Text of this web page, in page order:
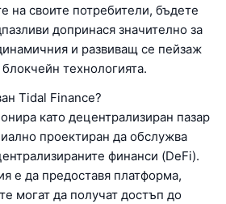
на своите потребители, бъдете
допринася значително за
и развиващ се пейзаж
технологията.
Tidal Finance?
като децентрализиран пазар
проектиран да обслужва
финанси (DeFi).
е да предоставя платформа,
могат да получат достъп до